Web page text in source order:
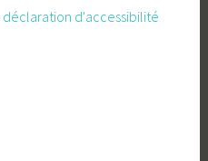
déclaration d'accessibilité